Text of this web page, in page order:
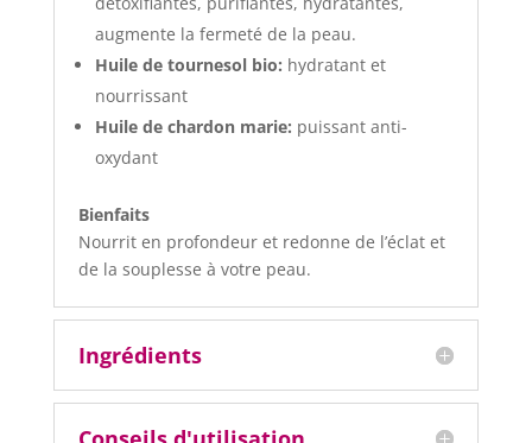
augmente la fermeté de la peau.
Huile de tournesol bio: hydratant et
nourrissant
Huile de chardon marie: puissant anti-
oxydant
Bienfaits
Nourrit en profondeur et redonne de l’éclat et
de la souplesse à votre peau.
Ingrédients